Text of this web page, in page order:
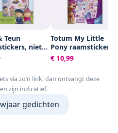
Teun
niet
-
jaar -
Totum My Little
Pony raamstickers
50 verplaatsbare
stickers - niet
speelachtergrond
€ 10,99
via zo’n link, dan ontvangt deze
zijn indicatief.
gedichten